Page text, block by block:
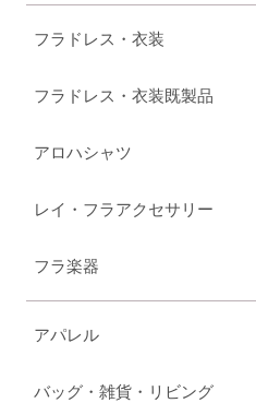
フラドレス・衣装
フラドレス・衣装既製品
アロハシャツ
レイ・フラアクセサリー
フラ楽器
アパレル
バッグ・雑貨・リビング